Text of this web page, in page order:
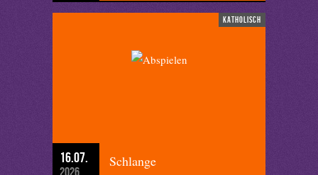
katholisch
16.07.
2026
Schlange